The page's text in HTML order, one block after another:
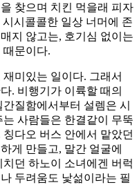
찾으며 치킨 먹을래 피자
시콜콜한 일상 너머에 존
지 않고는, 호기심 없이는
때문이다.
미있는 일이다. 그래서
. 비행기가 이륙할 때의
질함에서부터 설렘은 시
사람들은 한결같이 무뚝
다오 버스 안에서 맡았던
게 만들고, 말간 얼굴에
던 하노이 소녀에겐 버럭
두려움도 낯섦이라는 필